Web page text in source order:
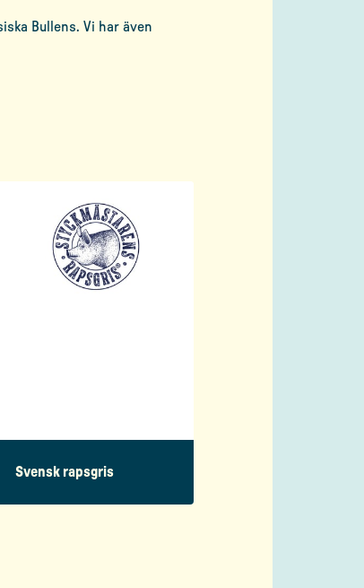
Bullens. Vi har även
Svensk rapsgris